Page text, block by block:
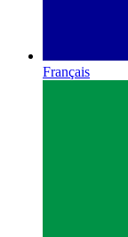
Français